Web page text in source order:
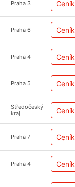
Praha 3 Ceník
Praha 6 Ceník
Praha 4 Ceník
Praha 5 Ceník
Středočeský
kraj
Ceník
Praha 7 Ceník
Praha 4 Ceník